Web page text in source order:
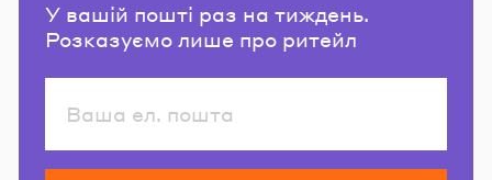
У вашій пошті раз на тиждень.
Розказуємо лише про ритейл